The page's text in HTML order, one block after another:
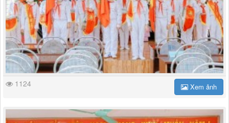
1124 Xem ảnh